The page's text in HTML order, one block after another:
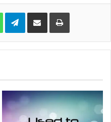
WhatsAppTelegram
Compartilhar via e-mail Imprimir